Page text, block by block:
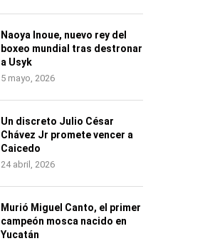
Naoya Inoue, nuevo rey del
boxeo mundial tras destronar
a Usyk
5 mayo, 2026
Un discreto Julio César
Chávez Jr promete vencer a
Caicedo
24 abril, 2026
Murió Miguel Canto, el primer
campeón mosca nacido en
Yucatán